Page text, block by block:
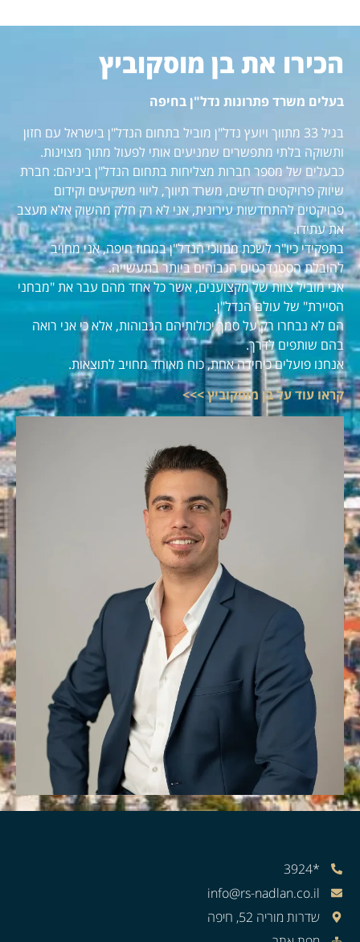
הכירו את בן מוסקוביץ
בעלים משרד פתרונות נדל"ן בחיפה
בגיל 33 מתווך ויועץ נדל"ן מוביל בתחום הנדל"ן בישראל עם חזון
ותשוקה בלתי מתפשרים שמניעים אותי לפעול מתוך מצוינות.
כבעלים של מספר חברות מצליחות בתחום הנדל"ן ביניהם: חברת
שיווק פרויקטים חדשים, משרד תיווך, ליווי משקיעים וקידום
פרויקטים להתחדשות עירונית, אני לא רק חלק מהשוק אלא מעצב
את עתידו.
בתפקידי כיו"ר לשכת מתווכי הנדל"ן במחוז חיפה, אני מחויב
להובלת הסטנדרטים הגבוהים ביותר בתעשייה.
אני מוביל צוות של מקצוענים, אשר כל אחד מהם עבר את "מבחני
הסיירת" של עולם הנדל"ן.
הם לא נבחרו רק על סמך יכולותיהם הגבוהות, אלא כי אני רואה
בהם שותפים לדרך.
אנחנו פועלים כיחידה אחת, כוח מאוחד מחויב לתוצאות.
קראו עוד על בן מוסקוביץ >>>
*3924
info@rs-nadlan.co.il
שדרות מוריה 52, חיפה